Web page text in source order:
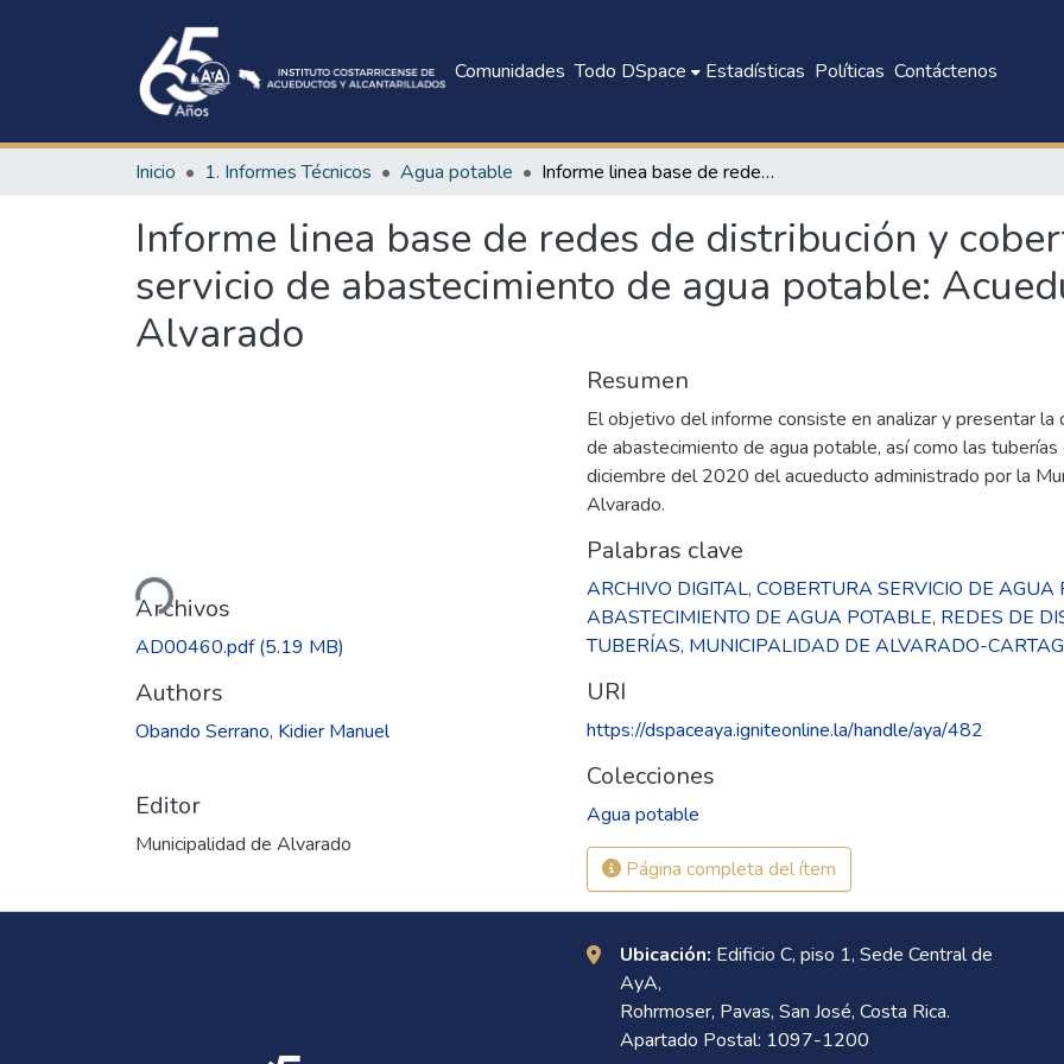
Comunidades Todo DSpace Estadísticas Políticas Contáctenos
Inicio 1. Informes Técnicos Agua potable Informe linea base de redes de distribución y cobertura actual de servicio de abastecimiento de agua potable: Acueducto Municipal Alvarado
Informe linea base de redes de distribución y
servicio de abastecimiento de agua potable:
Alvarado
Cargando...
Archivos
AD00460.pdf(5.19 MB)
Authors
Obando Serrano, Kidier Manuel
Editor
Municipalidad de Alvarado
Resumen
El objetivo del informe consiste en analizar y presentar la
de abastecimiento de agua potable, así como las
diciembre del 2020 del acueducto administrado por la
Alvarado.
Palabras clave
ARCHIVO DIGITAL, COBERTURA SERVICIO DE AGUA
ABASTECIMIENTO DE AGUA POTABLE, REDES DE
TUBERÍAS, MUNICIPALIDAD DE ALVARADO-
URI
https://dspaceaya.igniteonline.la/handle/aya/482
Colecciones
Agua potable
Página completa del ítem
Ubicación: Edificio C, piso 1, Sede Central de
AyA,
Rohrmoser, Pavas, San José, Costa Rica.
Apartado Postal: 1097-1200